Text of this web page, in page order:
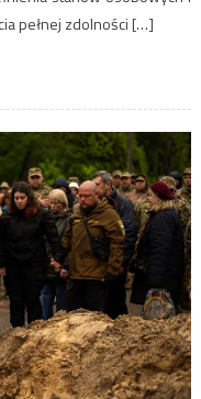
pełnej zdolności […]